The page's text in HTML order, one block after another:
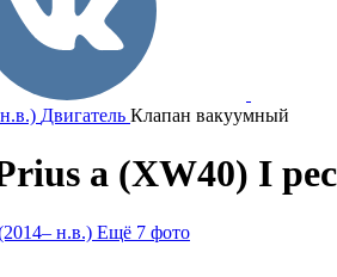
Двигатель Клапан вакуумный
a (XW40) I
Ещё 7 фото